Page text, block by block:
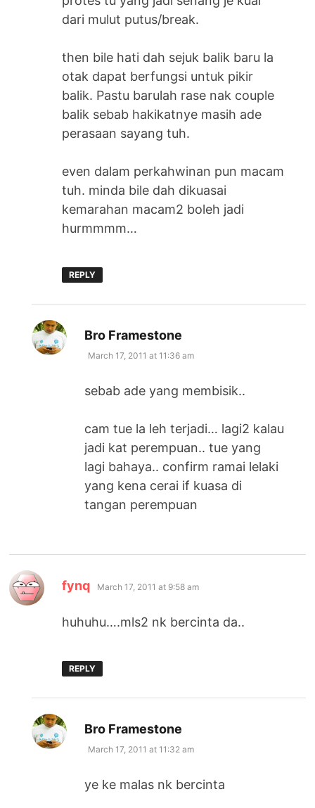
dari mulut putus/break.
then bile hati dah sejuk balik baru la
otak dapat berfungsi untuk pikir
balik. Pastu barulah rase nak couple
balik sebab hakikatnye masih ade
perasaan sayang tuh.
even dalam perkahwinan pun macam
tuh. minda bile dah dikuasai
kemarahan macam2 boleh jadi
hurmmmm…
REPLY
Bro Framestone
March 17, 2011 at 11:36 am
sebab ade yang membisik..
cam tue la leh terjadi… lagi2 kalau
jadi kat perempuan.. tue yang
lagi bahaya.. confirm ramai lelaki
yang kena cerai if kuasa di
tangan perempuan
fynq says:
March 17, 2011 at 9:58 am
huhuhu….mls2 nk bercinta da..
REPLY
Bro Framestone
March 17, 2011 at 11:32 am
ye ke malas nk bercinta